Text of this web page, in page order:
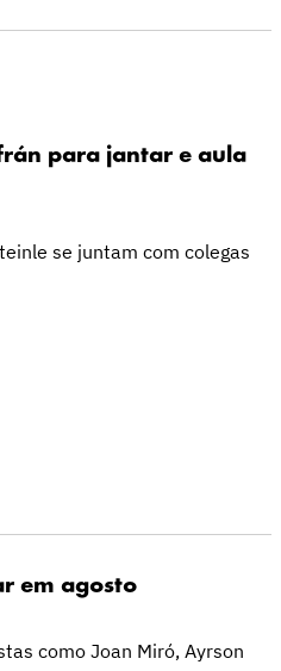
para jantar e aula
se juntam com colegas
em agosto
como Joan Miró, Ayrson